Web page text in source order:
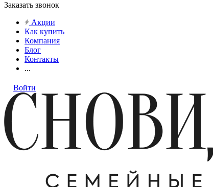
Заказать звонок
Акции
Как купить
Компания
Блог
Контакты
...
Войти